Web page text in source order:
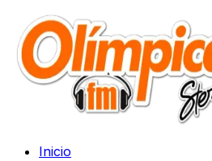
Inicio